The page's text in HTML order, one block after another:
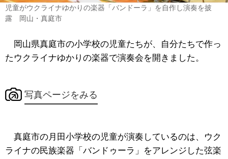
児童がウクライナゆかりの楽器「バンドーラ」を自作し演奏を披
露 岡山・真庭市
岡山県真庭市の小学校の児童たちが、自分たちで作っ
たウクライナゆかりの楽器で演奏会を開きました。
写真ページをみる
真庭市の月田小学校の児童が演奏しているのは、ウク
ライナの民族楽器「バンドゥーラ」をアレンジした弦楽